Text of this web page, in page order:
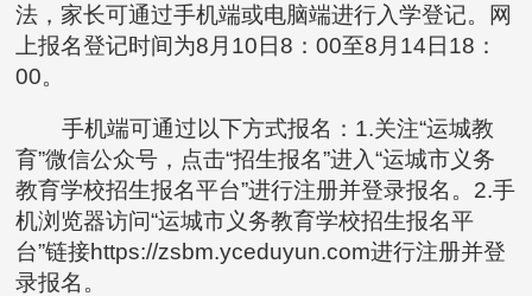
法，家长可通过手机端或电脑端进行入学登记。网
上报名登记时间为8月10日8：00至8月14日18：
00。
手机端可通过以下方式报名：1.关注“运城教
育”微信公众号，点击“招生报名”进入“运城市义务
教育学校招生报名平台”进行注册并登录报名。2.手
机浏览器访问“运城市义务教育学校招生报名平
台”链接https://zsbm.yceduyun.com进行注册并登
录报名。